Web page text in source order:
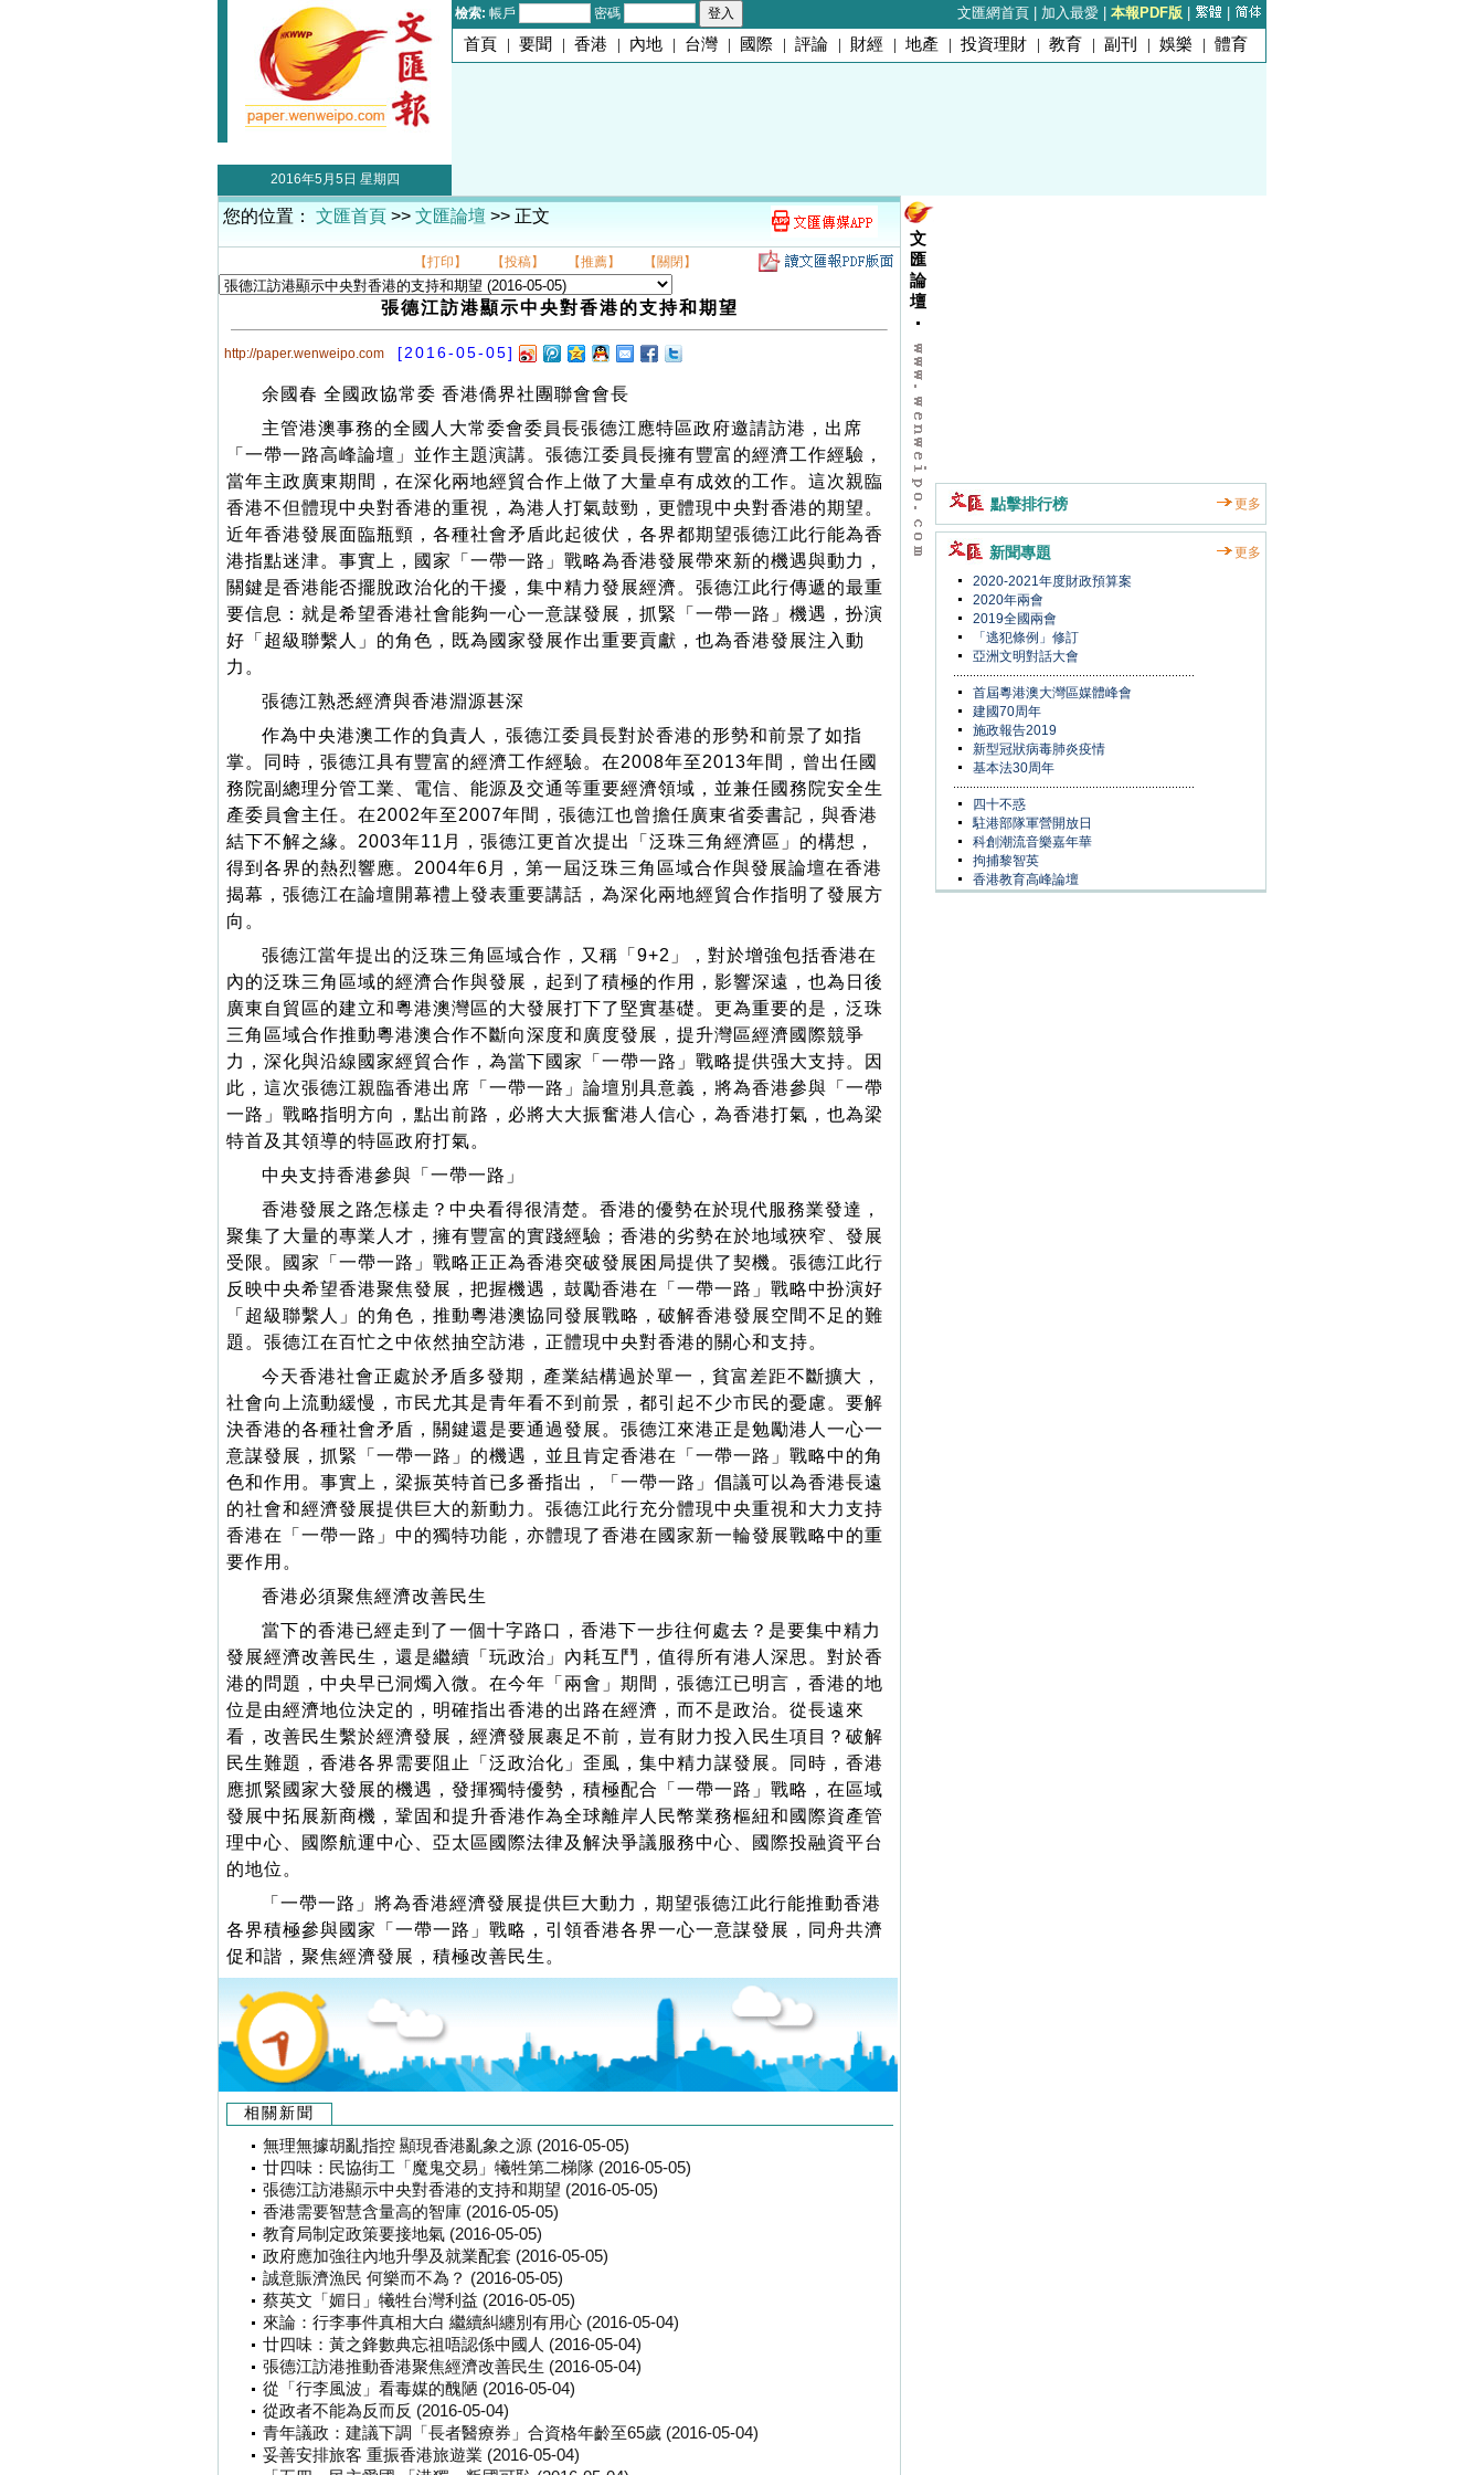
檢索: 帳戶 密碼 文匯網首頁 加入最愛 本報PDF版
首頁 | 要聞 | 香港 | 內地 | 台灣 | 國際 | 評論 | 財經 | 地產 | 投資理財 | 教育 | 副刊 | 娛樂 | 體育
2016年5月5日 星期四
您的位置： 文匯首頁 >> 文匯論壇 >> 正文
【打印】 【投稿】 【推薦】 【關閉】
張德江訪港顯示中央對香港的支持和期望
http://paper.wenweipo.com [2016-05-05]
余國春 全國政協常委 香港僑界社團聯會會長
主管港澳事務的全國人大常委會委員長張德江應特區政府邀請訪港，出席
「一帶一路高峰論壇」並作主題演講。張德江委員長擁有豐富的經濟工作經驗，
當年主政廣東期間，在深化兩地經貿合作上做了大量卓有成效的工作。這次親臨
香港不但體現中央對香港的重視，為港人打氣鼓勁，更體現中央對香港的期望。
近年香港發展面臨瓶頸，各種社會矛盾此起彼伏，各界都期望張德江此行能為香
港指點迷津。事實上，國家「一帶一路」戰略為香港發展帶來新的機遇與動力，
關鍵是香港能否擺脫政治化的干擾，集中精力發展經濟。張德江此行傳遞的最重
要信息：就是希望香港社會能夠一心一意謀發展，抓緊「一帶一路」機遇，扮演
好「超級聯繫人」的角色，既為國家發展作出重要貢獻，也為香港發展注入動
力。
張德江熟悉經濟與香港淵源甚深
作為中央港澳工作的負責人，張德江委員長對於香港的形勢和前景了如指
掌。同時，張德江具有豐富的經濟工作經驗。在2008年至2013年間，曾出任國
務院副總理分管工業、電信、能源及交通等重要經濟領域，並兼任國務院安全生
產委員會主任。在2002年至2007年間，張德江也曾擔任廣東省委書記，與香港
結下不解之緣。2003年11月，張德江更首次提出「泛珠三角經濟區」的構想，
得到各界的熱烈響應。2004年6月，第一屆泛珠三角區域合作與發展論壇在香港
揭幕，張德江在論壇開幕禮上發表重要講話，為深化兩地經貿合作指明了發展方
向。
張德江當年提出的泛珠三角區域合作，又稱「9+2」，對於增強包括香港在
內的泛珠三角區域的經濟合作與發展，起到了積極的作用，影響深遠，也為日後
廣東自貿區的建立和粵港澳灣區的大發展打下了堅實基礎。更為重要的是，泛珠
三角區域合作推動粵港澳合作不斷向深度和廣度發展，提升灣區經濟國際競爭
力，深化與沿線國家經貿合作，為當下國家「一帶一路」戰略提供强大支持。因
此，這次張德江親臨香港出席「一帶一路」論壇別具意義，將為香港參與「一帶
一路」戰略指明方向，點出前路，必將大大振奮港人信心，為香港打氣，也為梁
特首及其領導的特區政府打氣。
中央支持香港參與「一帶一路」
香港發展之路怎樣走？中央看得很清楚。香港的優勢在於現代服務業發達，
聚集了大量的專業人才，擁有豐富的實踐經驗；香港的劣勢在於地域狹窄、發展
受限。國家「一帶一路」戰略正正為香港突破發展困局提供了契機。張德江此行
反映中央希望香港聚焦發展，把握機遇，鼓勵香港在「一帶一路」戰略中扮演好
「超級聯繫人」的角色，推動粵港澳協同發展戰略，破解香港發展空間不足的難
題。張德江在百忙之中依然抽空訪港，正體現中央對香港的關心和支持。
今天香港社會正處於矛盾多發期，產業結構過於單一，貧富差距不斷擴大，
社會向上流動緩慢，市民尤其是青年看不到前景，都引起不少市民的憂慮。要解
決香港的各種社會矛盾，關鍵還是要通過發展。張德江來港正是勉勵港人一心一
意謀發展，抓緊「一帶一路」的機遇，並且肯定香港在「一帶一路」戰略中的角
色和作用。事實上，梁振英特首已多番指出，「一帶一路」倡議可以為香港長遠
的社會和經濟發展提供巨大的新動力。張德江此行充分體現中央重視和大力支持
香港在「一帶一路」中的獨特功能，亦體現了香港在國家新一輪發展戰略中的重
要作用。
香港必須聚焦經濟改善民生
當下的香港已經走到了一個十字路口，香港下一步往何處去？是要集中精力
發展經濟改善民生，還是繼續「玩政治」內耗互鬥，值得所有港人深思。對於香
港的問題，中央早已洞燭入微。在今年「兩會」期間，張德江已明言，香港的地
位是由經濟地位決定的，明確指出香港的出路在經濟，而不是政治。從長遠來
看，改善民生繫於經濟發展，經濟發展裹足不前，豈有財力投入民生項目？破解
民生難題，香港各界需要阻止「泛政治化」歪風，集中精力謀發展。同時，香港
應抓緊國家大發展的機遇，發揮獨特優勢，積極配合「一帶一路」戰略，在區域
發展中拓展新商機，鞏固和提升香港作為全球離岸人民幣業務樞紐和國際資產管
理中心、國際航運中心、亞太區國際法律及解決爭議服務中心、國際投融資平台
的地位。
「一帶一路」將為香港經濟發展提供巨大動力，期望張德江此行能推動香港
各界積極參與國家「一帶一路」戰略，引領香港各界一心一意謀發展，同舟共濟
促和諧，聚焦經濟發展，積極改善民生。
相關新聞
無理無據胡亂指控 顯現香港亂象之源 (2016-05-05)
廿四味：民協街工「魔鬼交易」犧牲第二梯隊 (2016-05-05)
張德江訪港顯示中央對香港的支持和期望 (2016-05-05)
香港需要智慧含量高的智庫 (2016-05-05)
教育局制定政策要接地氣 (2016-05-05)
政府應加強往內地升學及就業配套 (2016-05-05)
誠意賑濟漁民 何樂而不為？ (2016-05-05)
蔡英文「媚日」犧牲台灣利益 (2016-05-05)
來論：行李事件真相大白 繼續糾纏別有用心 (2016-05-04)
廿四味：黃之鋒數典忘祖唔認係中國人 (2016-05-04)
張德江訪港推動香港聚焦經濟改善民生 (2016-05-04)
從「行李風波」看毒媒的醜陋 (2016-05-04)
從政者不能為反而反 (2016-05-04)
青年議政：建議下調「長者醫療券」合資格年齡至65歲 (2016-05-04)
妥善安排旅客 重振香港旅遊業 (2016-05-04)
文
匯
論
壇
點擊排行榜 更多
新聞專題
更多
2020-2021年度財政預算案
2020年兩會
2019全國兩會
「逃犯條例」修訂
亞洲文明對話大會
首屆粵港澳大灣區媒體峰會
建國70周年
施政報告2019
新型冠狀病毒肺炎疫情
基本法30周年
四十不惑
駐港部隊軍營開放日
科創潮流音樂嘉年華
拘捕黎智英
香港教育高峰論壇